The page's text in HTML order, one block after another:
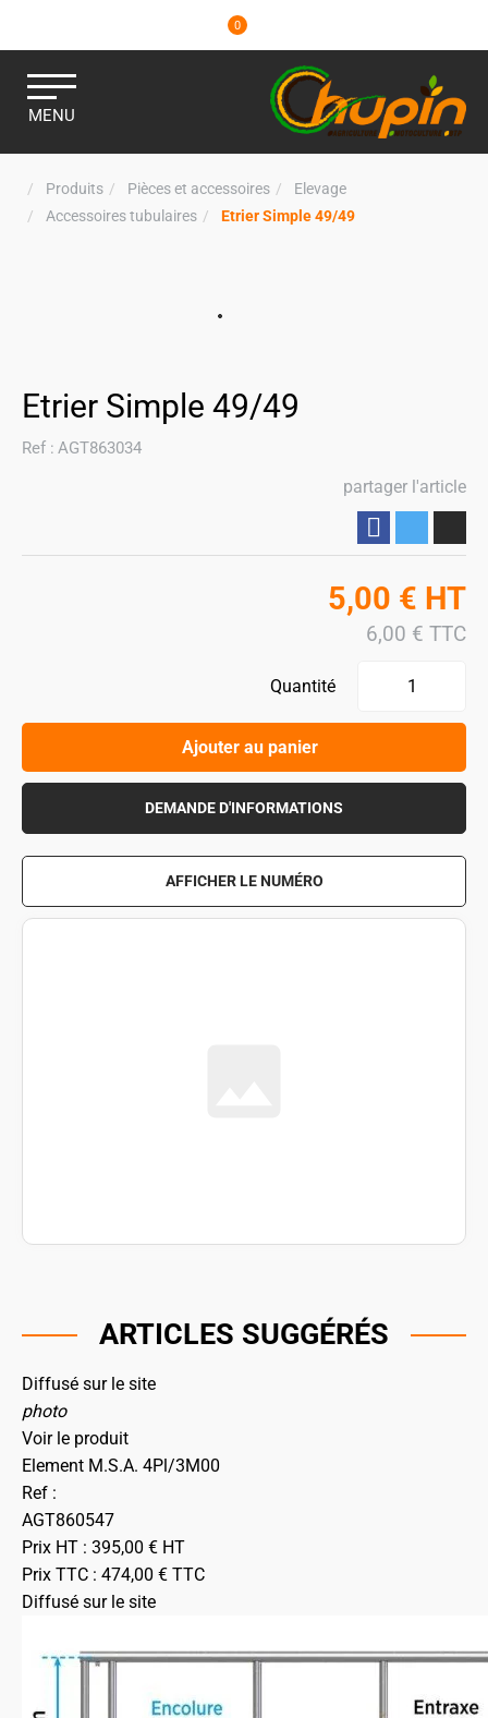
0
MENU
Produits Pièces et accessoires
Elevage
Accessoires tubulaires
Etrier Simple 49/49
Etrier Simple 49/49
Ref : AGT863034
partager l'article
5,00 € HT
6,00 € TTC
Quantité
Ajouter au panier
DEMANDE D'INFORMATIONS
AFFICHER LE NUMÉRO
ARTICLES SUGGÉRÉS
Diffusé sur le site
photo
Voir le produit
Element M.S.A. 4Pl/3M00
Ref :
AGT860547
Prix HT : 395,00 € HT
Prix TTC : 474,00 € TTC
Diffusé sur le site